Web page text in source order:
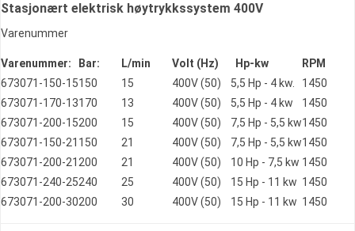
Stasjonært elektrisk høytrykkssystem 400V
Varenummer
Varenummer: Bar: L/min Volt (Hz) Hp-kw
RPM
673071-150-15150 15 400V (50) 5,5 Hp - 4 kw.
1450
673071-170-13170 13 400V (50) 5,5 Hp - 4 kw
1450
673071-200-15200 15 400V (50) 7,5 Hp - 5,5 kw1450
673071-150-21 150 21 400V (50) 7,5 Hp - 5,5 kw1450
673071-200-21 200 21 400V (50) 10 Hp - 7,5 kw 1450
673071-240-25240 25 400V (50) 15 Hp - 11 kw 1450
673071-200-30200 30 400V (50) 15 Hp - 11 kw 1450